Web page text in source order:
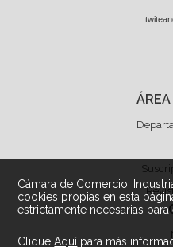
Cámara de Comercio,
cookies propias en esta
estrictamente necesarias
CliqueAquí para más